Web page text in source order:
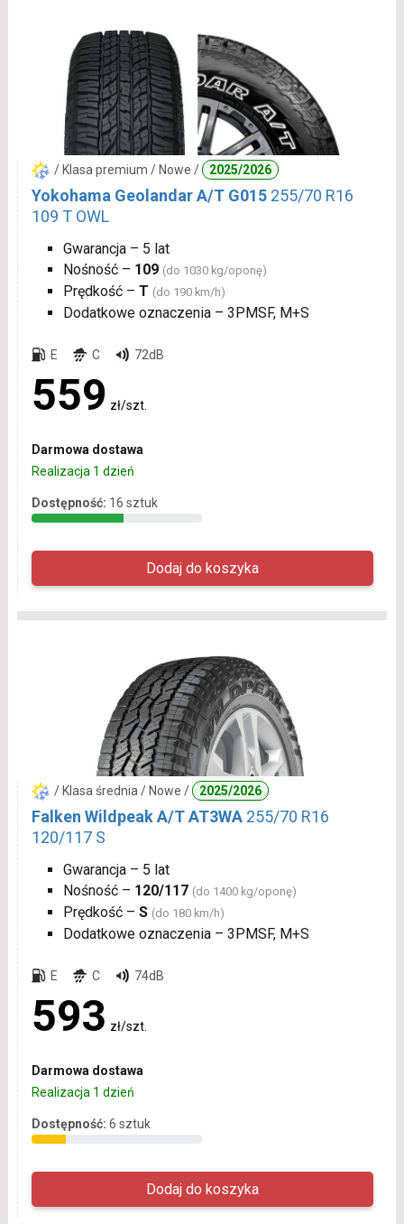
/ Klasa premium / Nowe / 2025/2026
Yokohama Geolandar A/T G015 255/70 R16
109 T OWL
Gwarancja – 5 lat
Nośność – 109 (do 1030 kg/oponę)
Prędkość – T (do 190 km/h)
Dodatkowe oznaczenia – 3PMSF, M+S
E C 72dB
559 zł/szt.
Darmowa dostawa
Realizacja 1 dzień
Dostępność: 16 sztuk
/ Klasa średnia / Nowe / 2025/2026
Falken Wildpeak A/T AT3WA 255/70 R16
120/117 S
Gwarancja – 5 lat
Nośność – 120/117 (do 1400 kg/oponę)
Prędkość – S (do 180 km/h)
Dodatkowe oznaczenia – 3PMSF, M+S
E C 74dB
593 zł/szt.
Darmowa dostawa
Realizacja 1 dzień
Dostępność: 6 sztuk